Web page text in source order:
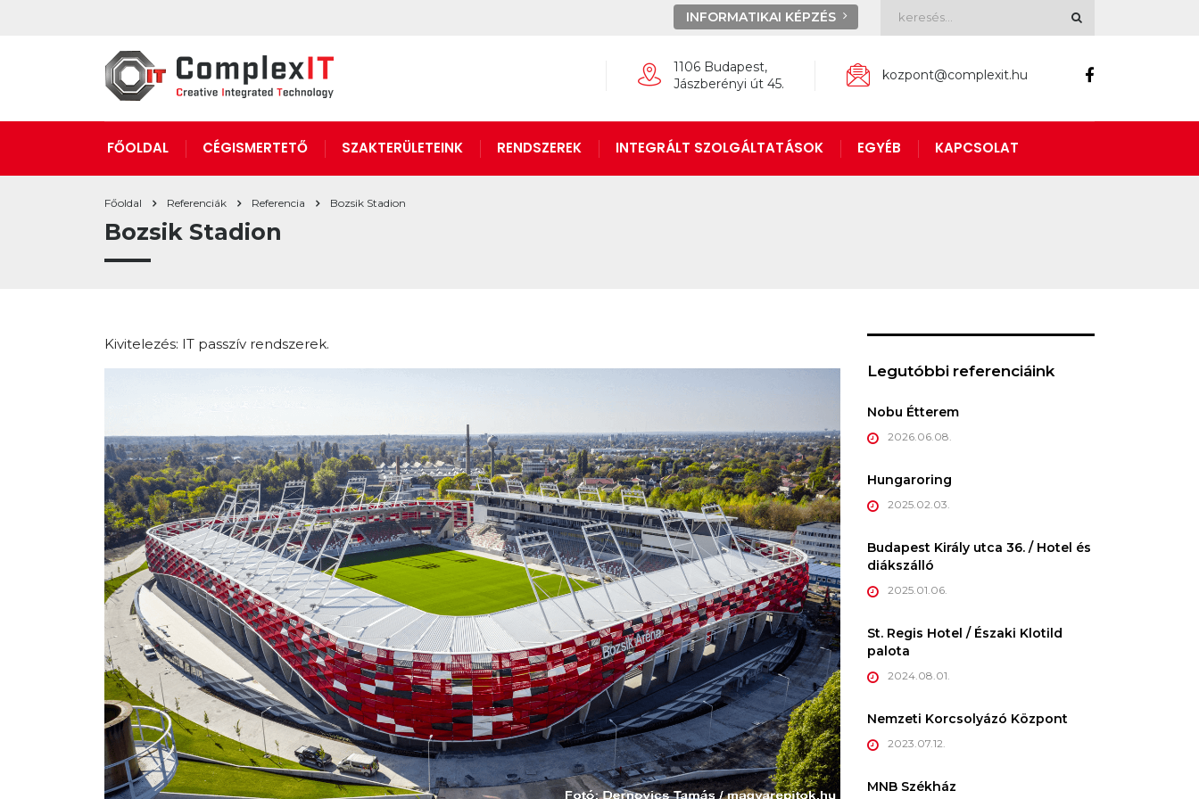
INFORMATIKAI KÉPZÉS
kozpont@complexit.hu
1106 Budapest,
Jászberényi út 45.
FŐOLDAL CÉGISMERTETŐ SZAKTERÜLETEINK RENDSZEREK INTEGRÁLT SZOLGÁLTATÁSOK EGYÉB KAPCSOLAT
Főoldal Referenciák Referencia Bozsik Stadion
Bozsik Stadion
Kivitelezés: IT passzív rendszerek.
Legutóbbi referenciáink
Nobu Étterem
2026.06.08.
Hungaroring
2025.02.03.
Budapest Király utca 36. / Hotel és
diákszálló
2025.01.06.
St. Regis Hotel / Északi Klotild
palota
2024.08.01.
Nemzeti Korcsolyázó Központ
2023.07.12.
MNB Székház